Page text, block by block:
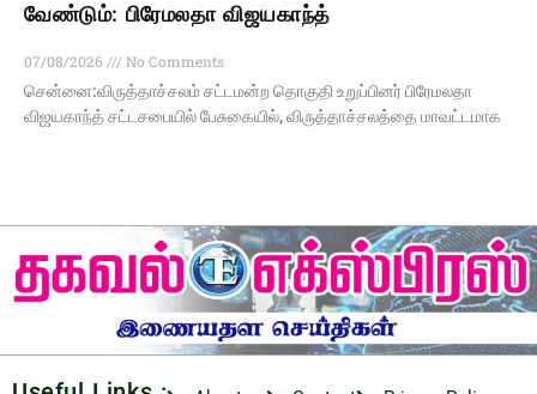
வேண்டும்: பிரேமலதா விஜயகாந்த்
07/08/2026
No Comments
சென்னை:விருத்தாச்சலம் சட்டமன்ற தொகுதி உறுப்பினர் பிரேமலதா
விஜயகாந்த் சட்டசபையில் பேசுகையில், விருத்தாச்சலத்தை மாவட்டமாக